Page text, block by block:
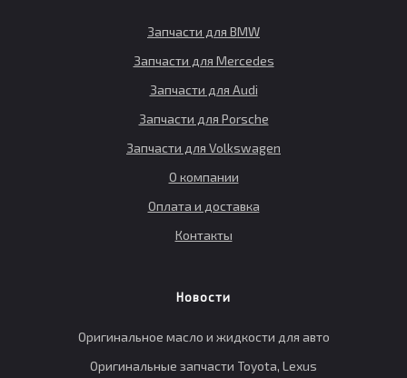
Запчасти для BMW
Запчасти для Mercedes
Запчасти для Audi
Запчасти для Porsche
Запчасти для Volkswagen
О компании
Оплата и доставка
Контакты
Новости
Оригинальное масло и жидкости для авто
Оригинальные запчасти Toyota, Lexus